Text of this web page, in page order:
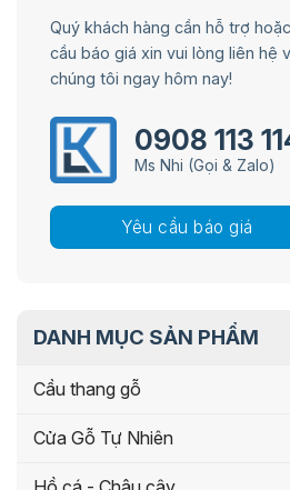
Quý khách hàng cần hỗ trợ
cầu báo giá xin vui lòng liên hệ
chúng tôi ngay hôm nay!
0908 113
Ms Nhi (Gọi & Zalo)
Yêu cầu báo giá
DANH MỤC SẢN PHẨM
Cầu thang gỗ
Cửa Gỗ Tự Nhiên